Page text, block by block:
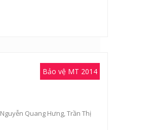
Bảo vệ MT 2014
Nguyễn Quang Hưng,Trần Thị